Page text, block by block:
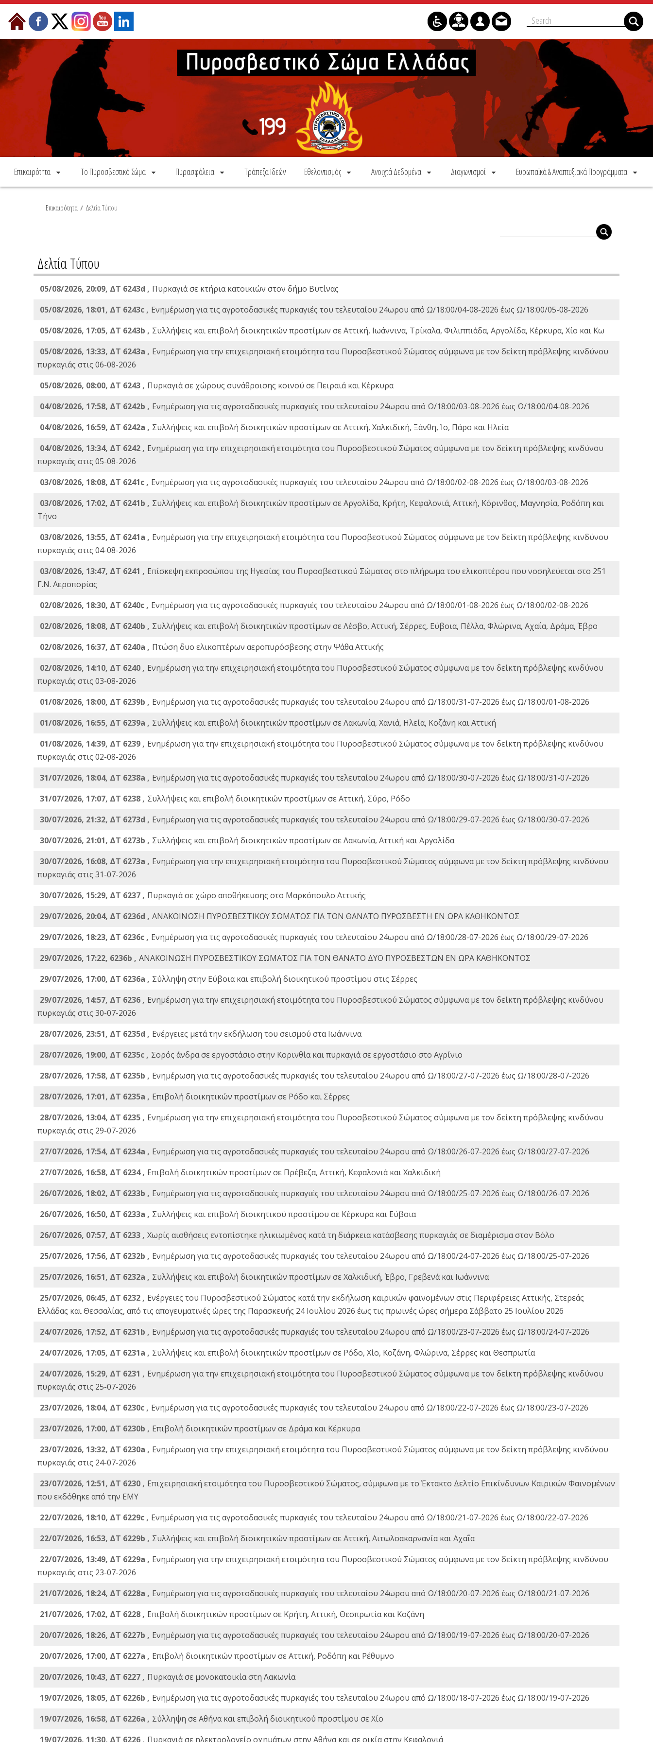
Skip to Content
Επικαιρότητα Το Πυροσβεστικό Σώμα Πυρασφάλεια Τράπεζα Ιδεών Εθελοντισμός Ανοιχτά Δεδομένα Διαγωνισμοί Ευρωπαϊκά & Αναπτυξιακά Προγράμματα
Επικαιρότητα / Δελτία Τύπου
Δελτία Τύπου
05/08/2026, 20:09, ΔΤ 6243d , Πυρκαγιά σε κτήρια κατοικιών στον δήμο Βυτίνας
05/08/2026, 18:01, ΔΤ 6243c , Ενημέρωση για τις αγροτοδασικές πυρκαγιές του τελευταίου 24ωρου από Ω/18:00/04-08-2026 έως Ω/18:00/05-08-2026
05/08/2026, 17:05, ΔΤ 6243b , Συλλήψεις και επιβολή διοικητικών προστίμων σε Αττική, Ιωάννινα, Τρίκαλα, Φιλιππιάδα, Αργολίδα, Κέρκυρα, Χίο και Κω
05/08/2026, 13:33, ΔΤ 6243a , Ενημέρωση για την επιχειρησιακή ετοιμότητα του Πυροσβεστικού Σώματος σύμφωνα με τον δείκτη πρόβλεψης κινδύνου
πυρκαγιάς στις 06-08-2026
05/08/2026, 08:00, ΔΤ 6243 , Πυρκαγιά σε χώρους συνάθροισης κοινού σε Πειραιά και Κέρκυρα
04/08/2026, 17:58, ΔΤ 6242b , Ενημέρωση για τις αγροτοδασικές πυρκαγιές του τελευταίου 24ωρου από Ω/18:00/03-08-2026 έως Ω/18:00/04-08-2026
04/08/2026, 16:59, ΔΤ 6242a , Συλλήψεις και επιβολή διοικητικών προστίμων σε Αττική, Χαλκιδική, Ξάνθη, Ίο, Πάρο και Ηλεία
04/08/2026, 13:34, ΔΤ 6242 , Ενημέρωση για την επιχειρησιακή ετοιμότητα του Πυροσβεστικού Σώματος σύμφωνα με τον δείκτη πρόβλεψης κινδύνου
πυρκαγιάς στις 05-08-2026
03/08/2026, 18:08, ΔΤ 6241c , Ενημέρωση για τις αγροτοδασικές πυρκαγιές του τελευταίου 24ωρου από Ω/18:00/02-08-2026 έως Ω/18:00/03-08-2026
03/08/2026, 17:02, ΔΤ 6241b , Συλλήψεις και επιβολή διοικητικών προστίμων σε Αργολίδα, Κρήτη, Κεφαλονιά, Αττική, Κόρινθος, Μαγνησία, Ροδόπη και
Τήνο
03/08/2026, 13:55, ΔΤ 6241a , Ενημέρωση για την επιχειρησιακή ετοιμότητα του Πυροσβεστικού Σώματος σύμφωνα με τον δείκτη πρόβλεψης κινδύνου
πυρκαγιάς στις 04-08-2026
03/08/2026, 13:47, ΔΤ 6241 , Επίσκεψη εκπροσώπου της Ηγεσίας του Πυροσβεστικού Σώματος στο πλήρωμα του ελικοπτέρου που νοσηλεύεται στο 251
Γ.Ν. Αεροπορίας
02/08/2026, 18:30, ΔΤ 6240c , Ενημέρωση για τις αγροτοδασικές πυρκαγιές του τελευταίου 24ωρου από Ω/18:00/01-08-2026 έως Ω/18:00/02-08-2026
02/08/2026, 18:08, ΔΤ 6240b , Συλλήψεις και επιβολή διοικητικών προστίμων σε Λέσβο, Αττική, Σέρρες, Εύβοια, Πέλλα, Φλώρινα, Αχαΐα, Δράμα, Έβρο
02/08/2026, 16:37, ΔΤ 6240a , Πτώση δυο ελικοπτέρων αεροπυρόσβεσης στην Ψάθα Αττικής
02/08/2026, 14:10, ΔΤ 6240 , Ενημέρωση για την επιχειρησιακή ετοιμότητα του Πυροσβεστικού Σώματος σύμφωνα με τον δείκτη πρόβλεψης κινδύνου
πυρκαγιάς στις 03-08-2026
01/08/2026, 18:00, ΔΤ 6239b , Ενημέρωση για τις αγροτοδασικές πυρκαγιές του τελευταίου 24ωρου από Ω/18:00/31-07-2026 έως Ω/18:00/01-08-2026
01/08/2026, 16:55, ΔΤ 6239a , Συλλήψεις και επιβολή διοικητικών προστίμων σε Λακωνία, Χανιά, Ηλεία, Κοζάνη και Αττική
01/08/2026, 14:39, ΔΤ 6239 , Ενημέρωση για την επιχειρησιακή ετοιμότητα του Πυροσβεστικού Σώματος σύμφωνα με τον δείκτη πρόβλεψης κινδύνου
πυρκαγιάς στις 02-08-2026
31/07/2026, 18:04, ΔΤ 6238a , Ενημέρωση για τις αγροτοδασικές πυρκαγιές του τελευταίου 24ωρου από Ω/18:00/30-07-2026 έως Ω/18:00/31-07-2026
31/07/2026, 17:07, ΔΤ 6238 , Συλλήψεις και επιβολή διοικητικών προστίμων σε Αττική, Σύρο, Ρόδο
30/07/2026, 21:32, ΔΤ 6273d , Ενημέρωση για τις αγροτοδασικές πυρκαγιές του τελευταίου 24ωρου από Ω/18:00/29-07-2026 έως Ω/18:00/30-07-2026
30/07/2026, 21:01, ΔΤ 6273b , Συλλήψεις και επιβολή διοικητικών προστίμων σε Λακωνία, Αττική και Αργολίδα
30/07/2026, 16:08, ΔΤ 6273a , Ενημέρωση για την επιχειρησιακή ετοιμότητα του Πυροσβεστικού Σώματος σύμφωνα με τον δείκτη πρόβλεψης κινδύνου
πυρκαγιάς στις 31-07-2026
30/07/2026, 15:29, ΔΤ 6237 , Πυρκαγιά σε χώρο αποθήκευσης στο Μαρκόπουλο Αττικής
29/07/2026, 20:04, ΔΤ 6236d , ΑΝΑΚΟΙΝΩΣΗ ΠΥΡΟΣΒΕΣΤΙΚΟΥ ΣΩΜΑΤΟΣ ΓΙΑ ΤΟΝ ΘΑΝΑΤΟ ΠΥΡΟΣΒΕΣΤΗ ΕΝ ΩΡΑ ΚΑΘΗΚΟΝΤΟΣ
29/07/2026, 18:23, ΔΤ 6236c , Ενημέρωση για τις αγροτοδασικές πυρκαγιές του τελευταίου 24ωρου από Ω/18:00/28-07-2026 έως Ω/18:00/29-07-2026
29/07/2026, 17:22, 6236b , ΑΝΑΚΟΙΝΩΣΗ ΠΥΡΟΣΒΕΣΤΙΚΟΥ ΣΩΜΑΤΟΣ ΓΙΑ ΤΟΝ ΘΑΝΑΤΟ ΔΥΟ ΠΥΡΟΣΒΕΣΤΩΝ ΕΝ ΩΡΑ ΚΑΘΗΚΟΝΤΟΣ
29/07/2026, 17:00, ΔΤ 6236a , Σύλληψη στην Εύβοια και επιβολή διοικητικού προστίμου στις Σέρρες
29/07/2026, 14:57, ΔΤ 6236 , Ενημέρωση για την επιχειρησιακή ετοιμότητα του Πυροσβεστικού Σώματος σύμφωνα με τον δείκτη πρόβλεψης κινδύνου
πυρκαγιάς στις 30-07-2026
28/07/2026, 23:51, ΔΤ 6235d , Ενέργειες μετά την εκδήλωση του σεισμού στα Ιωάννινα
28/07/2026, 19:00, ΔΤ 6235c , Σορός άνδρα σε εργοστάσιο στην Κορινθία και πυρκαγιά σε εργοστάσιο στο Αγρίνιο
28/07/2026, 17:58, ΔΤ 6235b , Ενημέρωση για τις αγροτοδασικές πυρκαγιές του τελευταίου 24ωρου από Ω/18:00/27-07-2026 έως Ω/18:00/28-07-2026
28/07/2026, 17:01, ΔΤ 6235a , Eπιβολή διοικητικών προστίμων σε Ρόδο και Σέρρες
28/07/2026, 13:04, ΔΤ 6235 , Ενημέρωση για την επιχειρησιακή ετοιμότητα του Πυροσβεστικού Σώματος σύμφωνα με τον δείκτη πρόβλεψης κινδύνου
πυρκαγιάς στις 29-07-2026
27/07/2026, 17:54, ΔΤ 6234a , Ενημέρωση για τις αγροτοδασικές πυρκαγιές του τελευταίου 24ωρου από Ω/18:00/26-07-2026 έως Ω/18:00/27-07-2026
27/07/2026, 16:58, ΔΤ 6234 , Eπιβολή διοικητικών προστίμων σε Πρέβεζα, Αττική, Κεφαλονιά και Χαλκιδική
26/07/2026, 18:02, ΔΤ 6233b , Ενημέρωση για τις αγροτοδασικές πυρκαγιές του τελευταίου 24ωρου από Ω/18:00/25-07-2026 έως Ω/18:00/26-07-2026
26/07/2026, 16:50, ΔΤ 6233a , Συλλήψεις και επιβολή διοικητικού προστίμου σε Κέρκυρα και Εύβοια
26/07/2026, 07:57, ΔΤ 6233 , Χωρίς αισθήσεις εντοπίστηκε ηλικιωμένος κατά τη διάρκεια κατάσβεσης πυρκαγιάς σε διαμέρισμα στον Βόλο
25/07/2026, 17:56, ΔΤ 6232b , Ενημέρωση για τις αγροτοδασικές πυρκαγιές του τελευταίου 24ωρου από Ω/18:00/24-07-2026 έως Ω/18:00/25-07-2026
25/07/2026, 16:51, ΔΤ 6232a , Συλλήψεις και επιβολή διοικητικών προστίμων σε Χαλκιδική, Έβρο, Γρεβενά και Ιωάννινα
25/07/2026, 06:45, ΔΤ 6232 , Ενέργειες του Πυροσβεστικού Σώματος κατά την εκδήλωση καιρικών φαινομένων στις Περιφέρειες Αττικής, Στερεάς
Ελλάδας και Θεσσαλίας, από τις απογευματινές ώρες της Παρασκευής 24 Ιουλίου 2026 έως τις πρωινές ώρες σήμερα Σάββατο 25 Ιουλίου 2026
24/07/2026, 17:52, ΔΤ 6231b , Ενημέρωση για τις αγροτοδασικές πυρκαγιές του τελευταίου 24ωρου από Ω/18:00/23-07-2026 έως Ω/18:00/24-07-2026
24/07/2026, 17:05, ΔΤ 6231a , Συλλήψεις και επιβολή διοικητικών προστίμων σε Ρόδο, Χίο, Κοζάνη, Φλώρινα, Σέρρες και Θεσπρωτία
24/07/2026, 15:29, ΔΤ 6231 , Ενημέρωση για την επιχειρησιακή ετοιμότητα του Πυροσβεστικού Σώματος σύμφωνα με τον δείκτη πρόβλεψης κινδύνου
πυρκαγιάς στις 25-07-2026
23/07/2026, 18:04, ΔΤ 6230c , Ενημέρωση για τις αγροτοδασικές πυρκαγιές του τελευταίου 24ωρου από Ω/18:00/22-07-2026 έως Ω/18:00/23-07-2026
23/07/2026, 17:00, ΔΤ 6230b , Επιβολή διοικητικών προστίμων σε Δράμα και Κέρκυρα
23/07/2026, 13:32, ΔΤ 6230a , Ενημέρωση για την επιχειρησιακή ετοιμότητα του Πυροσβεστικού Σώματος σύμφωνα με τον δείκτη πρόβλεψης κινδύνου
πυρκαγιάς στις 24-07-2026
23/07/2026, 12:51, ΔΤ 6230 , Επιχειρησιακή ετοιμότητα του Πυροσβεστικού Σώματος, σύμφωνα με το Έκτακτο Δελτίο Επικίνδυνων Καιρικών Φαινομένων
που εκδόθηκε από την ΕΜΥ
22/07/2026, 18:10, ΔΤ 6229c , Ενημέρωση για τις αγροτοδασικές πυρκαγιές του τελευταίου 24ωρου από Ω/18:00/21-07-2026 έως Ω/18:00/22-07-2026
22/07/2026, 16:53, ΔΤ 6229b , Σuλλήψεις και επιβολή διοικητικών προστίμων σε Αττική, Αιτωλοακαρνανία και Αχαΐα
22/07/2026, 13:49, ΔΤ 6229a , Ενημέρωση για την επιχειρησιακή ετοιμότητα του Πυροσβεστικού Σώματος σύμφωνα με τον δείκτη πρόβλεψης κινδύνου
πυρκαγιάς στις 23-07-2026
21/07/2026, 18:24, ΔΤ 6228a , Ενημέρωση για τις αγροτοδασικές πυρκαγιές του τελευταίου 24ωρου από Ω/18:00/20-07-2026 έως Ω/18:00/21-07-2026
21/07/2026, 17:02, ΔΤ 6228 , Επιβολή διοικητικών προστίμων σε Κρήτη, Αττική, Θεσπρωτία και Κοζάνη
20/07/2026, 18:26, ΔΤ 6227b , Ενημέρωση για τις αγροτοδασικές πυρκαγιές του τελευταίου 24ωρου από Ω/18:00/19-07-2026 έως Ω/18:00/20-07-2026
20/07/2026, 17:00, ΔΤ 6227a , Επιβολή διοικητικών προστίμων σε Αττική, Ροδόπη και Ρέθυμνο
20/07/2026, 10:43, ΔΤ 6227 , Πυρκαγιά σε μονοκατοικία στη Λακωνία
19/07/2026, 18:05, ΔΤ 6226b , Ενημέρωση για τις αγροτοδασικές πυρκαγιές του τελευταίου 24ωρου από Ω/18:00/18-07-2026 έως Ω/18:00/19-07-2026
19/07/2026, 16:58, ΔΤ 6226a , Σύλληψη σε Αθήνα και επιβολή διοικητικού προστίμου σε Χίο
19/07/2026, 11:30, ΔΤ 6226 , Πυρκαγιά σε ηλεκτρολογείο οχημάτων στην Αθήνα και σε οικία στην Κεφαλονιά